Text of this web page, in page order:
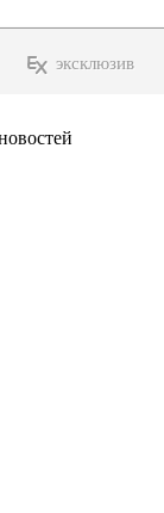
эксклюзив